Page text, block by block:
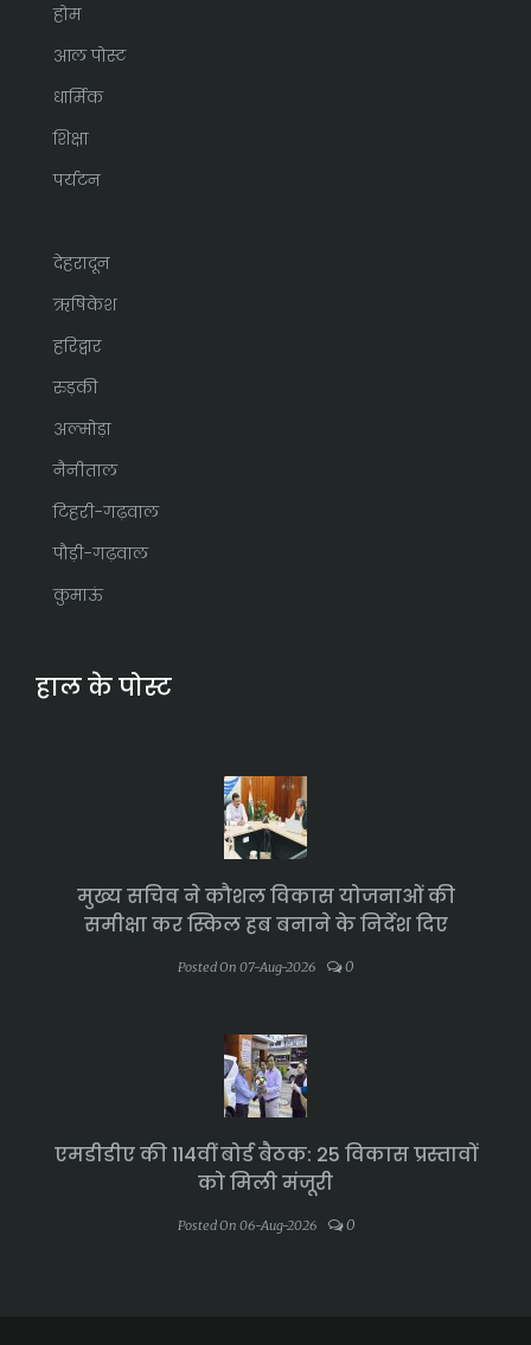
होम
आल पोस्ट
धार्मिक
शिक्षा
पर्यटन
देहरादून
ऋषिकेश
हरिद्वार
रुड़की
अल्मोड़ा
नैनीताल
टिहरी-गढ़वाल
पौड़ी-गढ़वाल
कुमाऊं
हाल के पोस्ट
मुख्य सचिव ने कौशल विकास योजनाओं की
समीक्षा कर स्किल हब बनाने के निर्देश दिए
Posted On 07-Aug-2026 0
एमडीडीए की 114वीं बोर्ड बैठक: 25 विकास प्रस्तावों
को मिली मंजूरी
Posted On 06-Aug-2026 0